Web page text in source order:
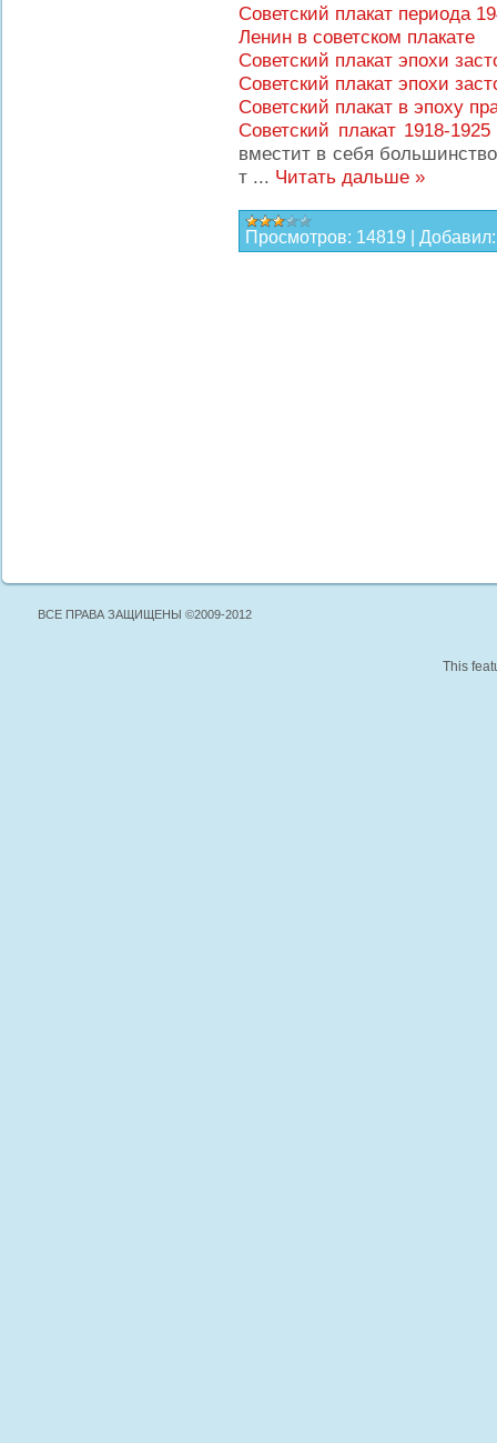
Советский плакат периода
Ленин в советском плакате
Советский плакат эпохи
Советский плакат эпохи
Советский плакат в эпоху
Советский плакат 1918-1925
вместит в себя
т ... Читать дальше »
Просмотров: 14819 Добавил:
ВСЕ ПРАВА ЗАЩИЩЕНЫ ©2009-2012
This